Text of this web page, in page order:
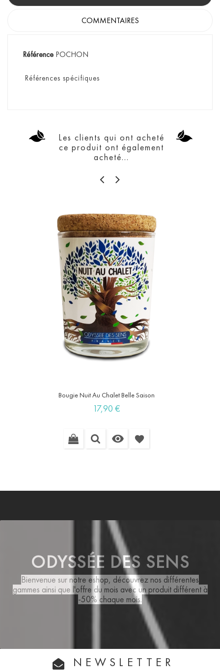
COMMENTAIRES
Référence POCHON
Références spécifiques
Les clients qui ont acheté
ce produit ont également
acheté...
Bougie Nuit Au Chalet Belle Saison
Prix
17,90 €
 favorite
ODYSSÉE DES SENS
Bienvenue sur notre eshop, découvrez nos différentes
gammes ainsi que l'offre du mois avec un produit différent à
-50% chaque mois.
NEWSLETTER